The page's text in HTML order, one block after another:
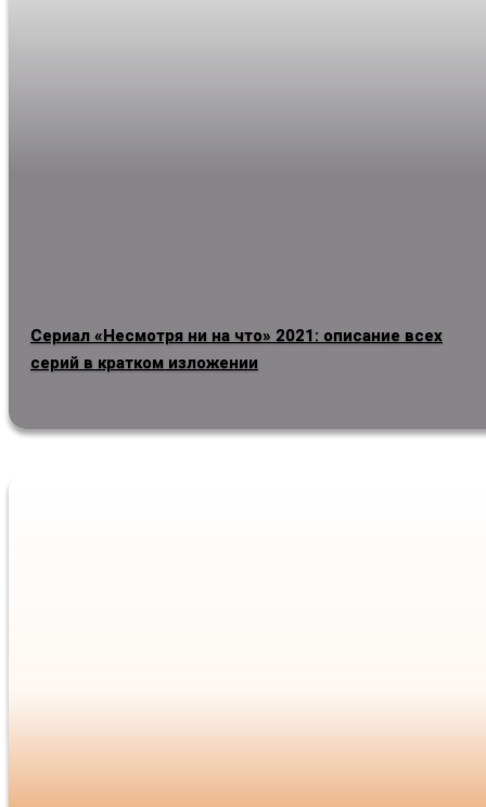
Сериал «Несмотря ни на что» 2021: описание всех
серий в кратком изложении